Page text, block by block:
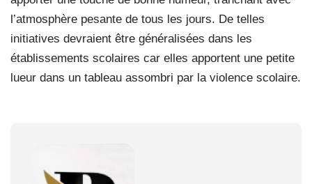
l’atmosphère pesante de tous les jours. De telles
initiatives devraient être généralisées dans les
établissements scolaires car elles apportent une petite
lueur dans un tableau assombri par la violence scolaire.